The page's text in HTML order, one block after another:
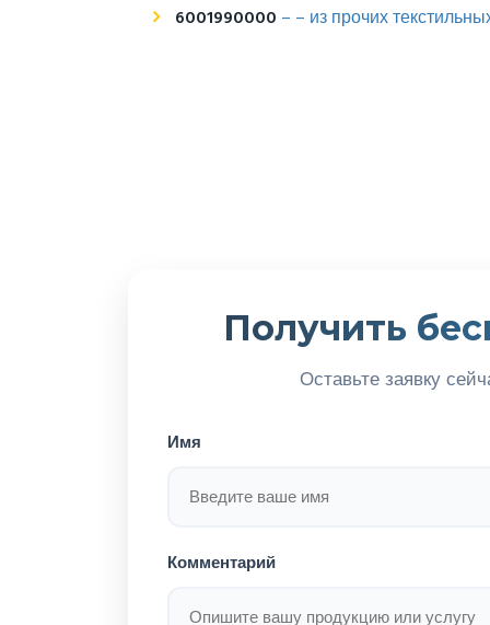
6001990000 – – из прочих
Получить
Оставьте заявку
Имя
Комментарий